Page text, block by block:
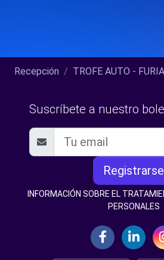
Recepción TROFE AUTO -
Suscríbete a nuestro
Registrarse
INFORMACIÓN SOBRE EL
PERSONALES